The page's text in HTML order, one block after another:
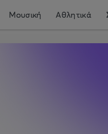
Μουσική Αθλητικά